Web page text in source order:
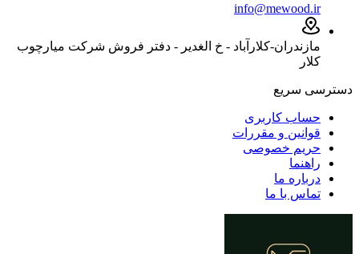
info@mewood.ir
مازندران-کلارآباد - خ الغدیر - دفتر فروش شرکت میارچوب
کلار
دسترسی سریع
حساب کاربری
قوانین و مقررات
حریم خصوصی
راهنما
درباره ما
تماس با ما